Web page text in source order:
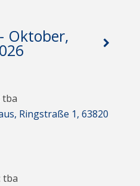
Oktober,
tba
Ringstraße 1, 63820
tba